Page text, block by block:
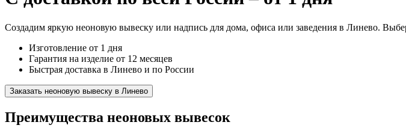
Создадим яркую неоновую вывеску или надпись для дома, офиса или заведения в Линево.
Изготовление от 1 дня
Гарантия на изделие от 12 месяцев
Быстрая доставка в Линево и по России
Заказать неоновую вывеску в Линево
Преимущества неоновых вывесок